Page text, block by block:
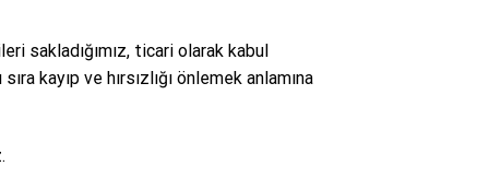
sakladığımız, ticari olarak kabul
kayıp ve hırsızlığı önlemek anlamına